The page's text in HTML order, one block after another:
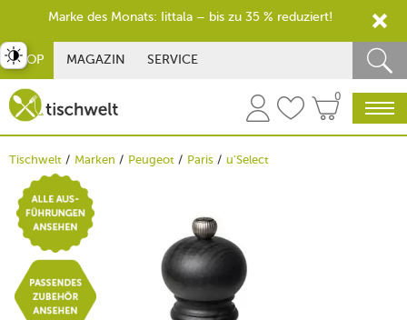
SHOP MAGAZIN SERVICE
0
Tischwelt Marken Peugeot Paris u'Select
umschalten
Marke des Monats: Iittala – bis zu 35 % reduziert!